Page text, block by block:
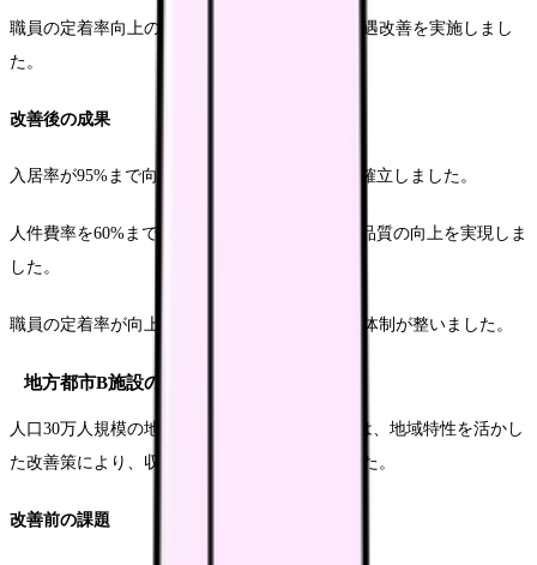
職員の定着率向上のため、研修制度の充実と処遇改善を実施しまし
た。
改善後の成果
入居率が95%まで向上し、安定的な収益基盤を確立しました。
人件費率を60%まで低減させながら、サービス品質の向上を実現しま
した。
職員の定着率が向上し、継続的なサービス提供体制が整いました。
地方都市B施設の改善事例
人口30万人規模の地方都市で運営するB施設では、地域特性を活かし
た改善策により、収益構造の改善に成功しました。
改善前の課題